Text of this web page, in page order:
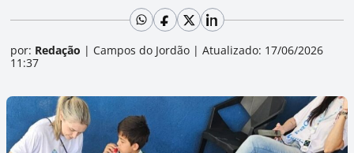
por: Redação | Campos do Jordão | Atualizado: 17/06/2026
11:37